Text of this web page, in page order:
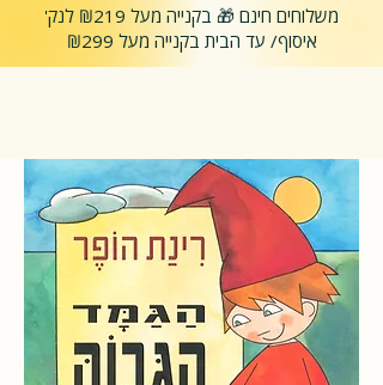
משלוחים חינם 🎁 בקנייה מעל ₪219 לנק'
איסוף/ עד הבית בקנייה מעל ₪299